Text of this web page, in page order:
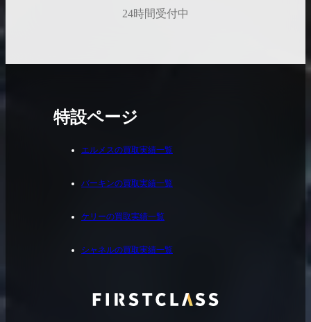
24時間受付中
特設ページ
エルメスの買取実績一覧
バーキンの買取実績一覧
ケリーの買取実績一覧
シャネルの買取実績一覧